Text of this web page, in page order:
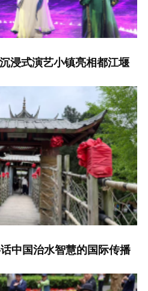
浸式演艺小镇亮相都江堰
中国治水智慧的国际传播